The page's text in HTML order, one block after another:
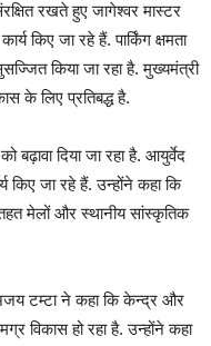
रखते हुए जागेश्वर मास्टर
किए जा रहे हैं. पार्किंग क्षमता
किया जा रहा है. मुख्यमंत्री
के लिए प्रतिबद्ध है.
बढ़ावा दिया जा रहा है. आयुर्वेद
किए जा रहे हैं. उन्होंने कहा कि
मेलों और स्थानीय सांस्कृतिक
टम्टा ने कहा कि केन्द्र और
विकास हो रहा है. उन्होंने कहा